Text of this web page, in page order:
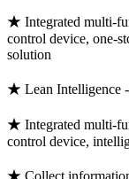
★ Integrated multi-
control device, one-
solution
★ Lean Intelligence
★ Integrated multi-
control device,